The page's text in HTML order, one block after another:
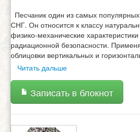
Песчаник один из самых
СНГ. Он относится к классу
физико-механические
радиационной безопасности.
облицовки вертикальных и
Читать дальше
Записать в блокнот